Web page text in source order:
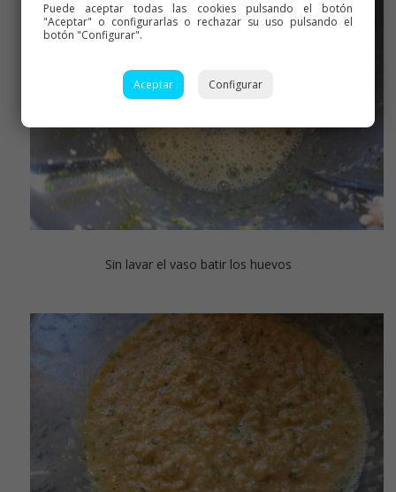
Sin lavar el vaso batir los huevos
Puede aceptar todas las cookies pulsando el botón
"Aceptar" o configurarlas o rechazar su uso pulsando el
botón "Configurar".
Aceptar Configurar